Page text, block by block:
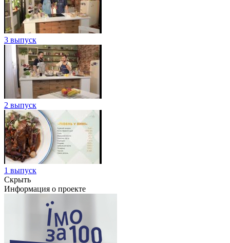
3 выпуск
2 выпуск
1 выпуск
Скрыть
Информация о проекте